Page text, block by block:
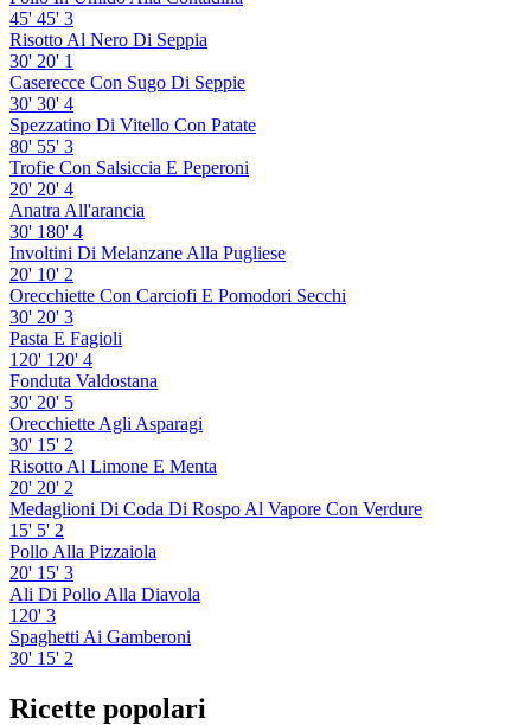
45' 45' 3
Risotto Al Nero Di Seppia
30' 20' 1
Caserecce Con Sugo Di Seppie
30' 30' 4
Spezzatino Di Vitello Con Patate
80' 55' 3
Trofie Con Salsiccia E Peperoni
20' 20' 4
Anatra All'arancia
30' 180' 4
Involtini Di Melanzane Alla Pugliese
20' 10' 2
Orecchiette Con Carciofi E Pomodori Secchi
30' 20' 3
Pasta E Fagioli
120' 120' 4
Fonduta Valdostana
30' 20' 5
Orecchiette Agli Asparagi
30' 15' 2
Risotto Al Limone E Menta
20' 20' 2
Medaglioni Di Coda Di Rospo Al Vapore Con Verdure
15' 5' 2
Pollo Alla Pizzaiola
20' 15' 3
Ali Di Pollo Alla Diavola
120' 3
Spaghetti Ai Gamberoni
30' 15' 2
Ricette popolari